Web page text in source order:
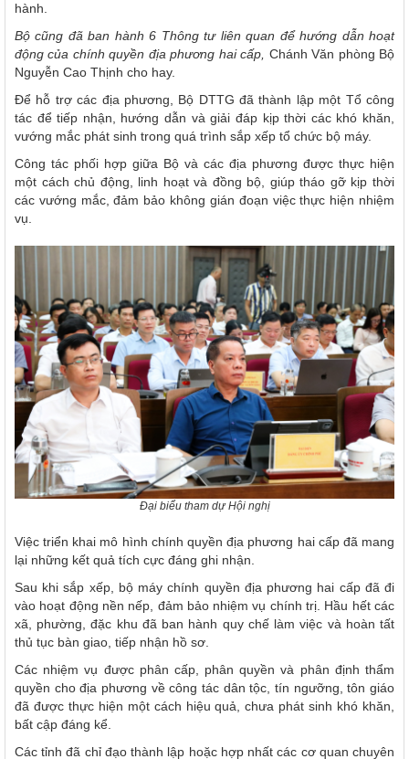
hành.
Bộ cũng đã ban hành 6 Thông tư liên quan để hướng dẫn hoạt
động của chính quyền địa phương hai cấp, Chánh Văn phòng Bộ
Nguyễn Cao Thịnh cho hay.
Để hỗ trợ các địa phương, Bộ DTTG đã thành lập một Tổ công
tác để tiếp nhận, hướng dẫn và giải đáp kịp thời các khó khăn,
vướng mắc phát sinh trong quá trình sắp xếp tổ chức bộ máy.
Công tác phối hợp giữa Bộ và các địa phương được thực hiện
một cách chủ động, linh hoạt và đồng bộ, giúp tháo gỡ kịp thời
các vướng mắc, đảm bảo không gián đoạn việc thực hiện nhiệm
vụ.
Đại biểu tham dự Hội nghị
Việc triển khai mô hình chính quyền địa phương hai cấp đã mang
lại những kết quả tích cực đáng ghi nhận.
Sau khi sắp xếp, bộ máy chính quyền địa phương hai cấp đã đi
vào hoạt động nền nếp, đảm bảo nhiệm vụ chính trị. Hầu hết các
xã, phường, đặc khu đã ban hành quy chế làm việc và hoàn tất
thủ tục bàn giao, tiếp nhận hồ sơ.
Các nhiệm vụ được phân cấp, phân quyền và phân định thẩm
quyền cho địa phương về công tác dân tộc, tín ngưỡng, tôn giáo
đã được thực hiện một cách hiệu quả, chưa phát sinh khó khăn,
bất cập đáng kể.
Các tỉnh đã chỉ đạo thành lập hoặc hợp nhất các cơ quan chuyên